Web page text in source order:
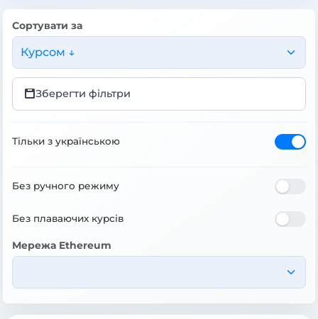
Сортувати за
Курсом ↓
Зберегти фільтри
Тільки з українською
Без ручного режиму
Без плаваючих курсів
Мережа Ethereum